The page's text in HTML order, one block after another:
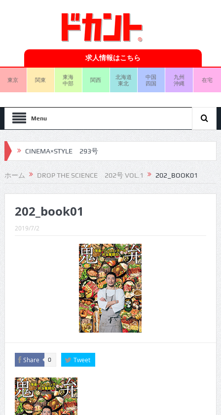
求人情報はこちら
東京 関東
東海
中部
関西
北海道
東北
中国
四国
九州
沖縄
在宅
Menu
CINEMA×STYLE 293号
CINEMA×STYLE 292号
CINEMA×STYLE 291号
CINEMA×STYLE 290号
CINEMA×STYLE 289号
CINEMA×STYLE 288号
CINEMA×STYLE 287号
CINEMA×STYLE 286号
CINEMA×STYLE 285号
CINEMA×STYLE 294号
ホーム DROP THE SCIENCE 202号 VOL.1 202_BOOK01
202_book01
2019/7/2
Share 0 Tweet